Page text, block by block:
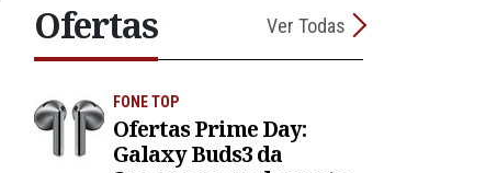
Ofertas Ver Todas
FONE TOP
Ofertas Prime Day:
Galaxy Buds3 da